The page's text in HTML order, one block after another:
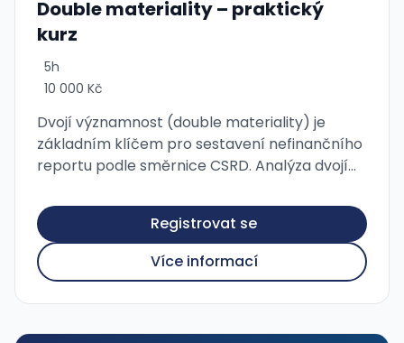
Double materiality – praktický
kurz
5h
10 000 Kč
Dvojí významnost (double materiality) je
základním klíčem pro sestavení nefinančního
reportu podle směrnice CSRD. Analýza dvojí
organizace, které nepodléhají a nebudou …
Registrovat se
Více informací